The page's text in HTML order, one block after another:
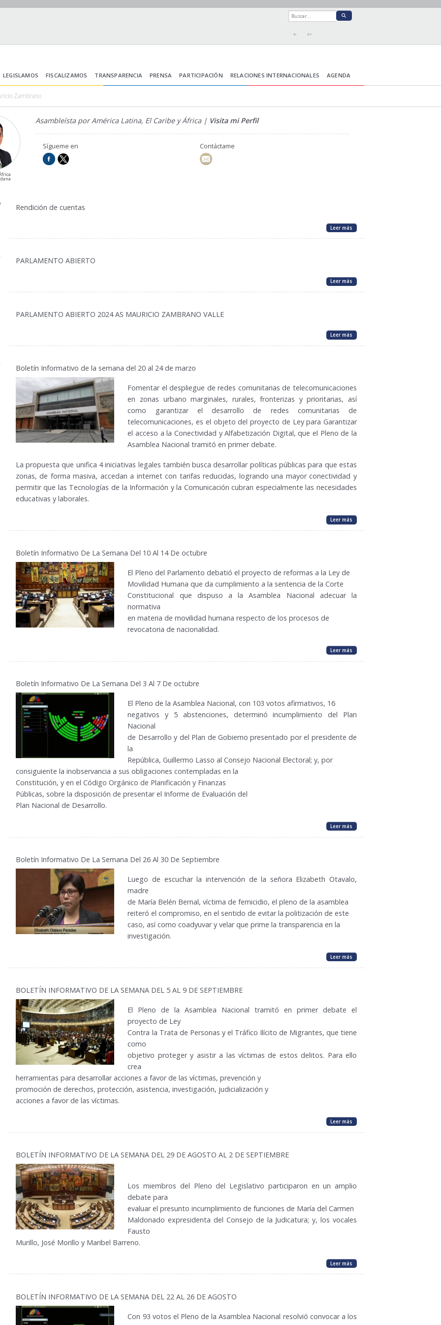
A- A+
LEGISLAMOS FISCALIZAMOS TRANSPARENCIA PRENSA PARTICIPACIÓN RELACIONES INTERNACIONALES AGENDA
Zambrano
Asambleísta por América Latina, El Caribe y África | Visita mi Perfil
Sígueme en Contáctame
Rendición de cuentas
Leer más
PARLAMENTO ABIERTO
Leer más
PARLAMENTO ABIERTO 2024 AS MAURICIO ZAMBRANO VALLE
Leer más
Boletín Informativo de la semana del 20 al 24 de marzo
Fomentar el despliegue de redes comunitarias de telecomunicaciones
en zonas urbano marginales, rurales, fronterizas y prioritarias, así
como garantizar el desarrollo de redes comunitarias de
telecomunicaciones, es el objeto del proyecto de Ley para Garantizar
el acceso a la Conectividad y Alfabetización Digital, que el Pleno de la
Asamblea Nacional tramitó en primer debate.
La propuesta que unifica 4 iniciativas legales también busca desarrollar políticas públicas para que estas
zonas, de forma masiva, accedan a internet con tarifas reducidas, logrando una mayor conectividad y
permitir que las Tecnologías de la Información y la Comunicación cubran especialmente las necesidades
educativas y laborales.
Leer más
Boletín Informativo De La Semana Del 10 Al 14 De octubre
El Pleno del Parlamento debatió el proyecto de reformas a la Ley de
Movilidad Humana que da cumplimiento a la sentencia de la Corte
Constitucional que dispuso a la Asamblea Nacional adecuar la
normativa
en materia de movilidad humana respecto de los procesos de
revocatoria de nacionalidad.
Leer más
Boletín Informativo De La Semana Del 3 Al 7 De octubre
El Pleno de la Asamblea Nacional, con 103 votos afirmativos, 16
negativos y 5 abstenciones, determinó incumplimiento del Plan
Nacional
de Desarrollo y del Plan de Gobierno presentado por el presidente de
la
República, Guillermo Lasso al Consejo Nacional Electoral; y, por
consiguiente la inobservancia a sus obligaciones contempladas en la
Constitución, y en el Código Orgánico de Planificación y Finanzas
Públicas, sobre la disposición de presentar el Informe de Evaluación del
Plan Nacional de Desarrollo.
Leer más
Boletín Informativo De La Semana Del 26 Al 30 De Septiembre
Luego de escuchar la intervención de la señora Elizabeth Otavalo,
madre
de María Belén Bernal, víctima de femicidio, el pleno de la asamblea
reiteró el compromiso, en el sentido de evitar la politización de este
caso, así como coadyuvar y velar que prime la transparencia en la
investigación.
Leer más
BOLETÍN INFORMATIVO DE LA SEMANA DEL 5 AL 9 DE SEPTIEMBRE
El Pleno de la Asamblea Nacional tramitó en primer debate el
proyecto de Ley
Contra la Trata de Personas y el Tráfico Ilícito de Migrantes, que tiene
como
objetivo proteger y asistir a las víctimas de estos delitos. Para ello
crea
herramientas para desarrollar acciones a favor de las víctimas, prevención y
promoción de derechos, protección, asistencia, investigación, judicialización y
acciones a favor de las víctimas.
Leer más
BOLETÍN INFORMATIVO DE LA SEMANA DEL 29 DE AGOSTO AL 2 DE SEPTIEMBRE
Los miembros del Pleno del Legislativo participaron en un amplio
debate para
evaluar el presunto incumplimiento de funciones de María del Carmen
Maldonado expresidenta del Consejo de la Judicatura; y, los vocales
Fausto
Murillo, José Morillo y Maribel Barreno.
Leer más
BOLETÍN INFORMATIVO DE LA SEMANA DEL 22 AL 26 DE AGOSTO
Con 93 votos el Pleno de la Asamblea Nacional resolvió convocar a los